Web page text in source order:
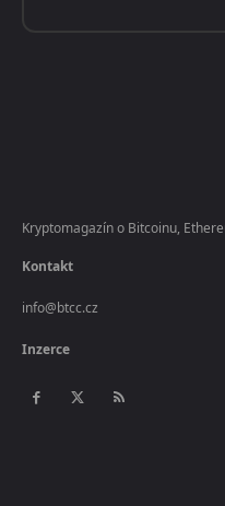
Kryptomagazín o Bitcoinu,
Kontakt
info@btcc.cz
Inzerce